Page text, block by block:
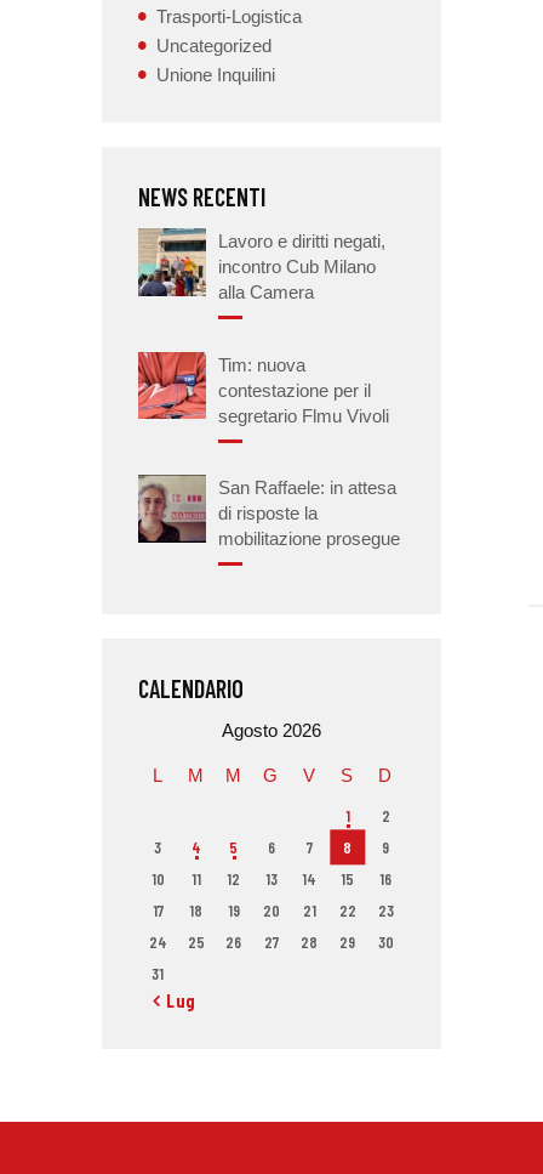
Trasporti-Logistica
Uncategorized
Unione Inquilini
NEWS RECENTI
Lavoro e diritti negati,
incontro Cub Milano
alla Camera
Tim: nuova
contestazione per il
segretario Flmu Vivoli
San Raffaele: in attesa
di risposte la
mobilitazione prosegue
CALENDARIO
Agosto 2026
L M M G V S D
1
2
3
4 5 6 7 8
9
10
11 12 13 14 15
16
17
18 19 20 21 22
23
24
25 26 27 28 29
30
31
« Lug